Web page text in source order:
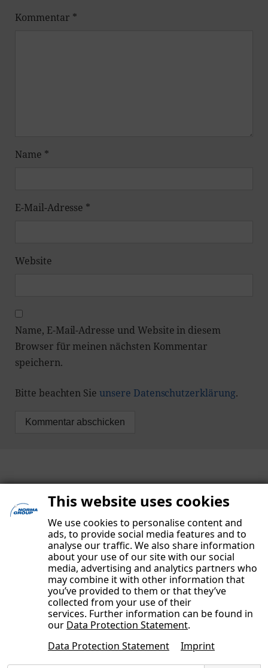
This website uses cookies
We use cookies to personalise content and
ads, to provide social media features and to
analyse our traffic. We also share information
about your use of our site with our social
media, advertising and analytics partners who
may combine it with other information that
you’ve provided to them or that they’ve
collected from your use of their
services. Further information can be found in
our Data Protection Statement.
Data Protection Statement
Imprint
Kommentar *
Name *
E-Mail-Adresse *
Website
Name, E-Mail-Adresse und Website in diesem
Browser für meinen nächsten Kommentar
speichern.
Bitte beachten Sieunsere Datenschutzerklärung.
IMPRESSUM
DATENSCHUTZERKLÄRUNG
UNSERE AUTOREN